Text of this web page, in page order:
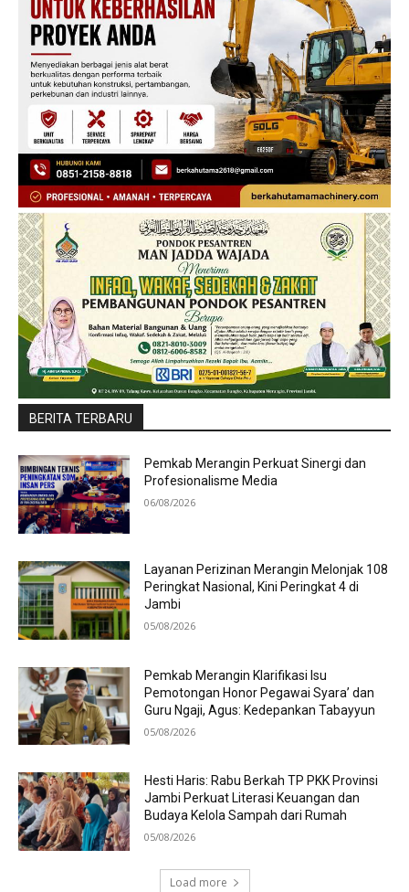
BERITA TERBARU
Pemkab Merangin Perkuat Sinergi dan
Profesionalisme Media
06/08/2026
Layanan Perizinan Merangin Melonjak 108
Peringkat Nasional, Kini Peringkat 4 di
Jambi
05/08/2026
Pemkab Merangin Klarifikasi Isu
Pemotongan Honor Pegawai Syara’ dan
Guru Ngaji, Agus: Kedepankan Tabayyun
05/08/2026
Hesti Haris: Rabu Berkah TP PKK Provinsi
Jambi Perkuat Literasi Keuangan dan
Budaya Kelola Sampah dari Rumah
05/08/2026
Load more